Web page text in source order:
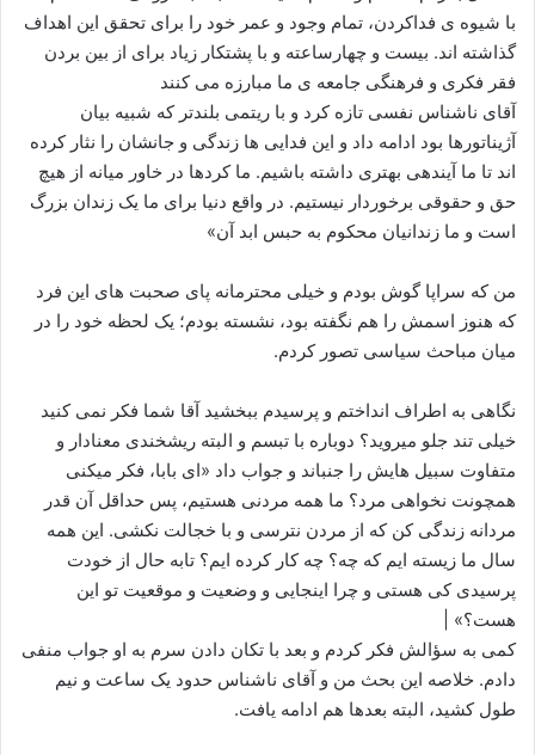
با شیوه ی فداکردن، تمام وجود و عمر خود را برای تحقق این اهداف
گذاشته اند. بیست و چهارساعته و با پشتکار زیاد برای از بین بردن
فقر فکری و فرهنگی جامعه ی ما مبارزه می کنند
آقای ناشناس نفسی تازه کرد و با ریتمی بلندتر که شبیه بیان
آژیناتورها بود ادامه داد و این فدایی ها زندگی و جانشان را نثار کرده
اند تا ما آیندهی بهتری داشته باشیم. ما کردها در خاور میانه از هیچ
حق و حقوقی برخوردار نیستیم. در واقع دنیا برای ما یک زندان بزرگ
است و ما زندانیان محکوم به حبس ابد آن»
من که سراپا گوش بودم و خیلی محترمانه پای صحبت های این فرد
که هنوز اسمش را هم نگفته بود، نشسته بودم؛ یک لحظه خود را در
میان مباحث سیاسی تصور کردم.
نگاهی به اطراف انداختم و پرسیدم ببخشید آقا شما فکر نمی کنید
خیلی تند جلو میروید؟ دوباره با تبسم و البته ریشخندی معنادار و
متفاوت سبیل هایش را جنباند و جواب داد «ای بابا، فکر میکنی
همچونت نخواهی مرد؟ ما همه مردنی هستیم، پس حداقل آن قدر
مردانه زندگی کن که از مردن نترسی و با خجالت نکشی. این همه
سال ما زیسته ایم که چه؟ چه کار کرده ایم؟ تابه حال از خودت
پرسیدی کی هستی و چرا اینجایی و وضعیت و موقعیت تو این
هست؟» |
کمی به سؤالش فکر کردم و بعد با تکان دادن سرم به او جواب منفی
دادم. خلاصه این بحث من و آقای ناشناس حدود یک ساعت و نیم
طول کشید، البته بعدها هم ادامه یافت.